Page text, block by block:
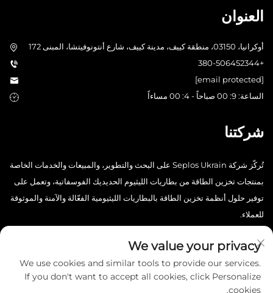
العنوان
أوكرانيا، 03150، منطقة كييف، مدينة كييف، شارع أنتونوفيتشا، المبنى 172
+380-506452344
[email protected]
الساعة: 9: 00 صباحاً - 4: 00 مساءاً
شركتنا
تُركّز شركة Seplos Ukrain على البحث والتطوير، والمبيعات والخدمات الخاصة
بمنتجات تخزين الطاقة من بطاريات الليثيوم الحديديك الفوسفاتية، وتعمل على
توفير حلول أنظمة تخزين الطاقة بالبطاريات الليثيومية الفعّالة والآمنة والموثوقة
للعملاء.
We value your privacy
We use cookies and similar tools to provide our services.
If you don't want to accept all cookies, click Personalize
cookies.